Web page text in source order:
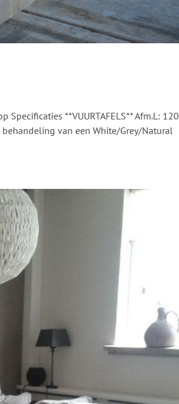
**VUURTAFELS** Afm.L: 120
van een White/Grey/Natural